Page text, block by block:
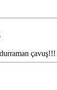
çavuş!!!